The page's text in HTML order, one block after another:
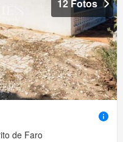
12 Fotos
de Faro